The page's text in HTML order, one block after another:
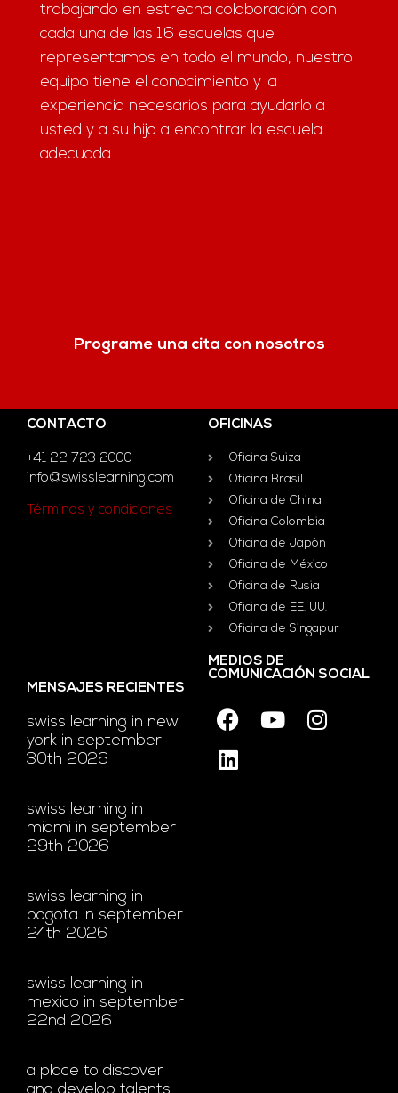
trabajando en estrecha colaboración con
cada una de las 16 escuelas que
representamos en todo el mundo, nuestro
equipo tiene el conocimiento y la
experiencia necesarios para ayudarlo a
usted y a su hijo a encontrar la escuela
adecuada.
Programe una cita con nosotros
CONTACTO
+41 22 723 2000
info@swisslearning.com
Términos y condiciones
OFICINAS
Oficina Suiza
Oficina Brasil
Oficina de China
Oficina Colombia
Oficina de Japón
Oficina de México
Oficina de Rusia
Oficina de EE. UU.
Oficina de Singapur
MENSAJES RECIENTES
swiss learning in new
york in september
30th 2026
swiss learning in
miami in september
29th 2026
swiss learning in
bogota in september
24th 2026
swiss learning in
mexico in september
22nd 2026
a place to discover
MEDIOS DE
COMUNICACIÓN SOCIAL